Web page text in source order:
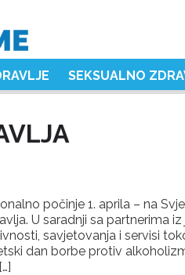
SEKSUALNO
počinje 1. aprila – na
U saradnji sa partnerima
savjetovanja i servisi
dan borbe protiv